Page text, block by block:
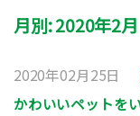
月別: 2020年2月
2020年02月25日
かわいいペットを